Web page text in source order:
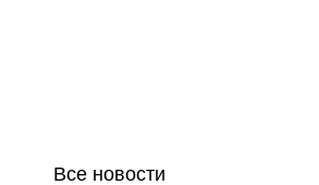
Все новости